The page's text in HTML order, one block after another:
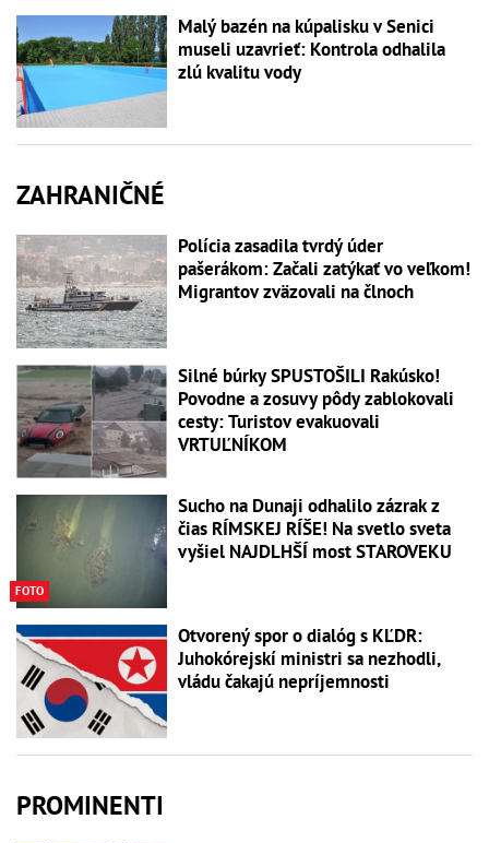
Malý bazén na kúpalisku v Senici
museli uzavrieť: Kontrola odhalila
zlú kvalitu vody
ZAHRANIČNÉ
Polícia zasadila tvrdý úder
pašerákom: Začali zatýkať vo veľkom!
Migrantov zväzovali na člnoch
Silné búrky SPUSTOŠILI Rakúsko!
Povodne a zosuvy pôdy zablokovali
cesty: Turistov evakuovali
VRTUĽNÍKOM
FOTO
Sucho na Dunaji odhalilo zázrak z
čias RÍMSKEJ RÍŠE! Na svetlo sveta
vyšiel NAJDLHŠÍ most STAROVEKU
Otvorený spor o dialóg s KĽDR:
Juhokórejskí ministri sa nezhodli,
vládu čakajú nepríjemnosti
PROMINENTI